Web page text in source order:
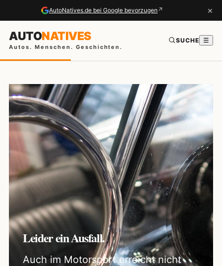
AutoNatives.de bei Google bevorzugen ↗ ×
AUTONATIVES
Autos. Menschen. Geschichten.
SUCHE ☰
Leider ein Ausfall.
Auch im Motorsport erreicht nicht